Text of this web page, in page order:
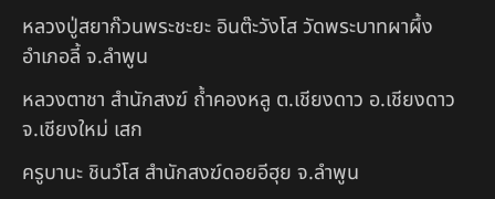
หลวงปู่สยาก๊วนพระชะยะ อินต๊ะวังโส วัดพระบาทผาผึ้ง
อำเภอลี้ จ.ลำพูน
หลวงตาชา สำนักสงฆ์ ถ้ำคองหลู ต.เชียงดาว อ.เชียงดาว
จ.เชียงใหม่ เสก
ครูบานะ ชินวํโส สำนักสงฆ์ดอยอีฮุย จ.ลำพูน